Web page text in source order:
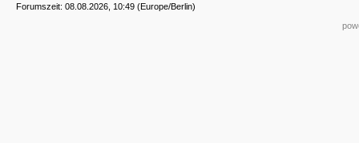
Forumszeit: 08.08.2026, 10:49 (Europe/Berlin)